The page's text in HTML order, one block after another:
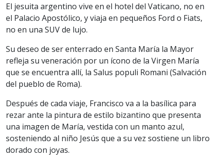
El jesuita argentino vive en el hotel del Vaticano, no en
el Palacio Apostólico, y viaja en pequeños Ford o Fiats,
no en una SUV de lujo.
Su deseo de ser enterrado en Santa María la Mayor
refleja su veneración por un ícono de la Virgen María
que se encuentra allí, la Salus populi Romani (Salvación
del pueblo de Roma).
Después de cada viaje, Francisco va a la basílica para
rezar ante la pintura de estilo bizantino que presenta
una imagen de María, vestida con un manto azul,
sosteniendo al niño Jesús que a su vez sostiene un libro
dorado con joyas.